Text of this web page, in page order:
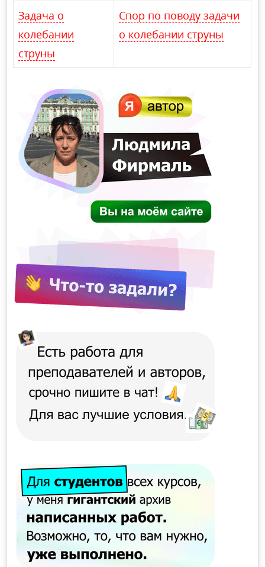
Задача о
колебании
струны
Спор по поводу задачи
о колебании струны